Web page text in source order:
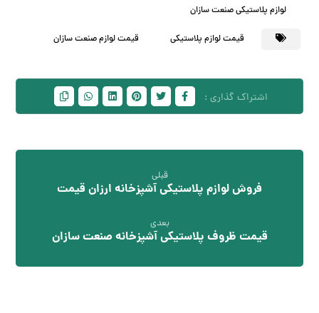
لوازم پلاستیکی صنعت سازان
قیمت لوازم پلاستیکی قیمت لوازم صنعت سازان
قبلی
فروش لوازم پلاستیکی آشپزخانه ارزان قیمت
بعدی
قیمت ظروف پلاستیکی آشپزخانه صنعت سازان